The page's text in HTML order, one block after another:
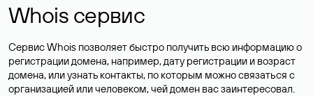
Whois сервис
Сервис Whois позволяет быстро получить всю информацию о
регистрации домена, например, дату регистрации и возраст
домена, или узнать контакты, по которым можно связаться с
организацией или человеком, чей домен вас заинтересовал.